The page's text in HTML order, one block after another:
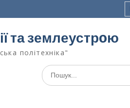
та землеустрoю
політехніка"